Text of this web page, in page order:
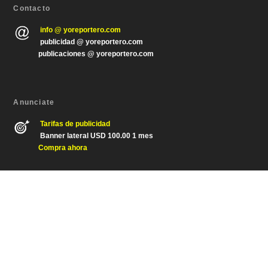
Contacto
info @ yoreportero.com
publicidad @ yoreportero.com
publicaciones @ yoreportero.com
Anunciate
Tarifas de publicidad
Banner lateral USD 100.00 1 mes
Compra ahora